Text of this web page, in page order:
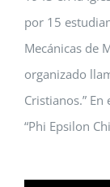
por 15
Mecánicas de
organizado
Cristianos.”
“Phi Epsilon